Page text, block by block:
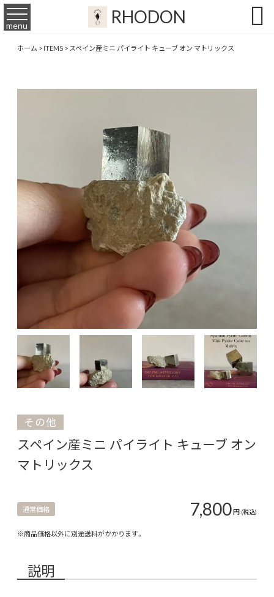
RHODON
menu 
ホーム>ITEMS>スペイン産ミニ パイライト キューブ オン マトリックス
その他
スペイン産ミニ パイライト キューブ オン
マトリックス
通常価格 7,800円 (税込)
※商品価格以外に別途送料がかかります。
説明